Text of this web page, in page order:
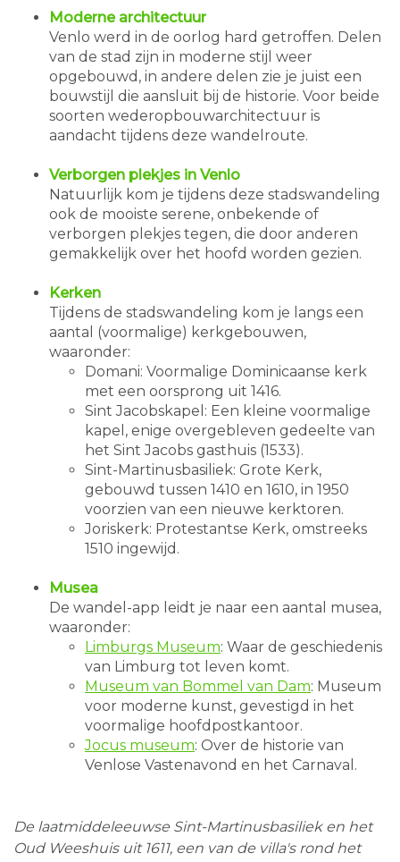
Moderne architectuur
Venlo werd in de oorlog hard getroffen. Delen
van de stad zijn in moderne stijl weer
opgebouwd, in andere delen zie je juist een
bouwstijl die aansluit bij de historie. Voor beide
soorten wederopbouwarchitectuur is
aandacht tijdens deze wandelroute.
Verborgen plekjes in Venlo
Natuurlijk kom je tijdens deze stadswandeling
ook de mooiste serene, onbekende of
verborgen plekjes tegen, die door anderen
gemakkelijk over het hoofd worden gezien.
Kerken
Tijdens de stadswandeling kom je langs een
aantal (voormalige) kerkgebouwen,
waaronder:
Domani: Voormalige Dominicaanse kerk
met een oorsprong uit 1416.
Sint Jacobskapel: Een kleine voormalige
kapel, enige overgebleven gedeelte van
het Sint Jacobs gasthuis (1533).
Sint-Martinusbasiliek: Grote Kerk,
gebouwd tussen 1410 en 1610, in 1950
voorzien van een nieuwe kerktoren.
Joriskerk: Protestantse Kerk, omstreeks
1510 ingewijd.
Musea
De wandel-app leidt je naar een aantal musea,
waaronder:
Limburgs Museum: Waar de geschiedenis
van Limburg tot leven komt.
Museum van Bommel van Dam: Museum
voor moderne kunst, gevestigd in het
voormalige hoofdpostkantoor.
Jocus museum: Over de historie van
Venlose Vastenavond en het Carnaval.
De laatmiddeleeuwse Sint-Martinusbasiliek en het
Oud Weeshuis uit 1611, een van de villa's rond het